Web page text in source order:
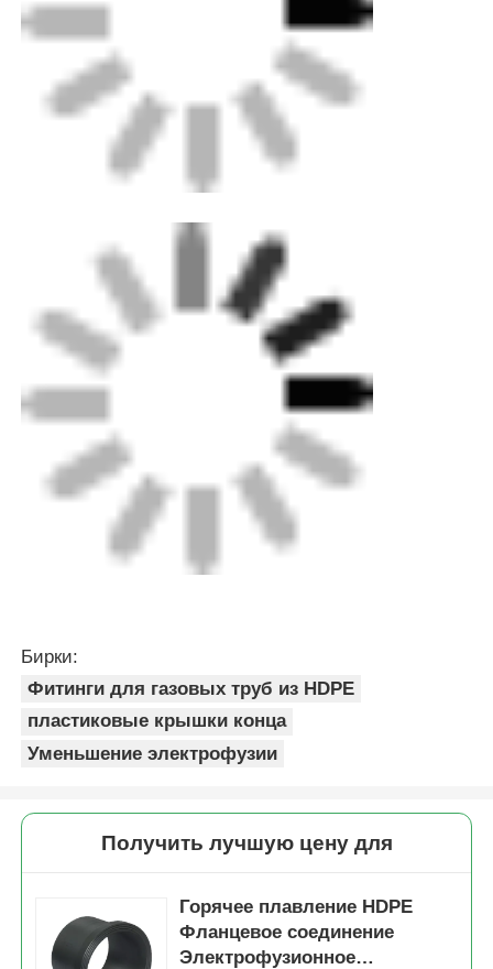
Фитинги для газовых труб из HDPE
пластиковые крышки конца
Уменьшение электрофузии
Получить лучшую цену для
Горячее плавление HDPE
Фланцевое соединение
Электрофузионное
уменьшающее рукав SDR17.6
SDR17 SDR11
Порекомендованные продукты